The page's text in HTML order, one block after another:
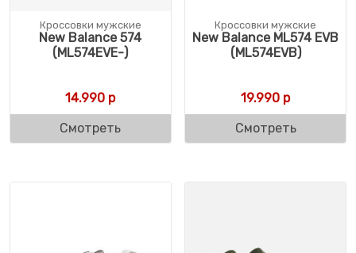
Кроссовки мужские
New Balance 574
(ML574EVE-)
14.990 р
Смотреть
Кроссовки мужские
New Balance ML574 EVB
(ML574EVB)
19.990 р
Смотреть